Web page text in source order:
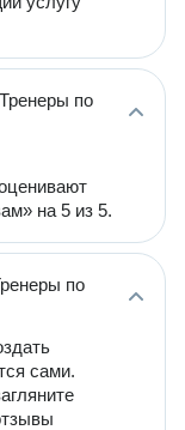
по
на 5 из 5.
по
сами.